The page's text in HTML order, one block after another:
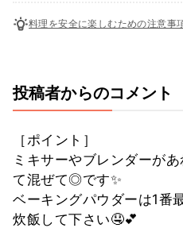
料理を安全に楽しむための注意事
投稿者からのコメント
［ポイント］
ミキサーやブレンダーが
て混ぜて◎です✨
ベーキングパウダーは1番
炊飯して下さい🤤💕